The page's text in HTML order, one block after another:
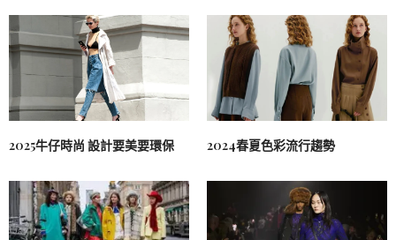
2025牛仔時尚 設計要美要環保 2024春夏色彩流行趨勢